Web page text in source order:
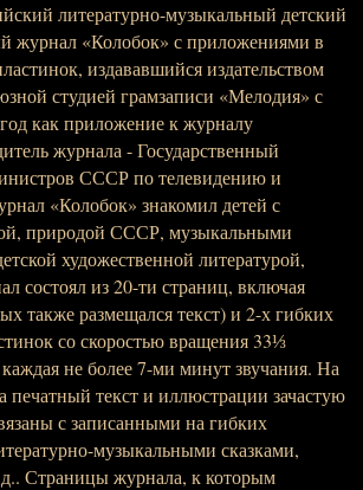
литературно-музыкальный детский
журнал «Колобок» с приложениями в
издававшийся издательством
студией грамзаписи «Мелодия» с
как приложение к журналу
журнала - Государственный
СССР по телевидению и
«Колобок» знакомил детей с
природой СССР, музыкальными
художественной литературой,
состоял из 20-ти страниц, включая
также размещался текст) и 2-х гибких
со скоростью вращения 33⅓
не более 7-ми минут звучания. На
печатный текст и иллюстрации зачастую
с записанными на гибких
музыкальными сказками,
Страницы журнала, к которым